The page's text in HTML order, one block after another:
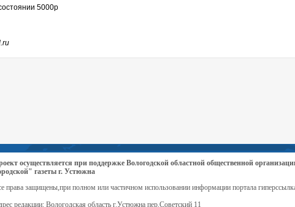
5000р
осуществляется при поддержке Вологодской областной общественной
газеты г. Устюжна
права защищены,при полном или частичном использовании информации портала
редакции: Вологодская область г.Устюжна пер.Советский 11